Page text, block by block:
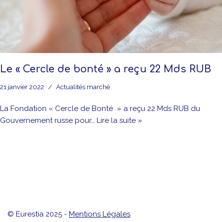
Le « Cercle de bonté » a reçu 22 Mds RUB
21 janvier 2022 Actualités marché
La Fondation « Cercle de Bonté » a reçu 22 Mds RUB du
Gouvernement russe pour… Lire la suite »
© Eurestia 2025 - Mentions Légales